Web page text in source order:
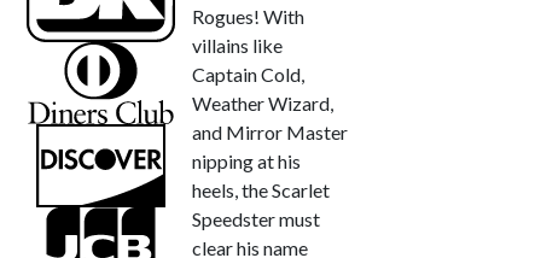
Rogues! With
villains like
Captain Cold,
Weather Wizard,
and Mirror Master
nipping at his
heels, the Scarlet
Speedster must
clear his name